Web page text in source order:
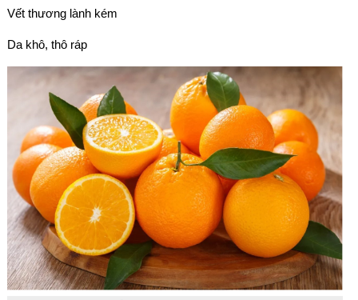
Vết thương lành kém
Da khô, thô ráp